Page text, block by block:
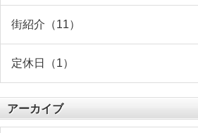
街紹介（11）
定休日（1）
アーカイブ